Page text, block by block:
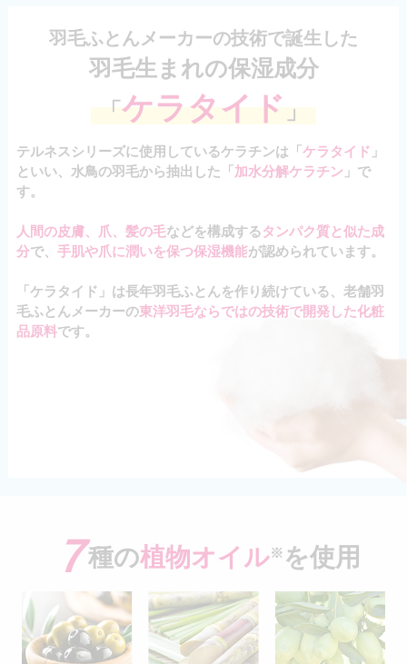
羽毛ふとんメーカーの技術で誕生した
羽毛生まれの保湿成分
「 ケラタイド 」
テルネスシリーズに使用しているケラチンは「 ケラタイド 」
といい、水鳥の羽毛から抽出した「 加水分解ケラチン 」で
す。
人間の皮膚、爪、髪の毛などを構成するタンパク質と似た成
分で、 手肌や爪に潤いを保つ保湿機能が認められています。
「ケラタイド」は長年羽毛ふとんを作り続けている、老舗羽
毛ふとんメーカーの東洋羽毛ならではの技術で開発した化粧
品原料です。
７種の植物オイル※ を使用